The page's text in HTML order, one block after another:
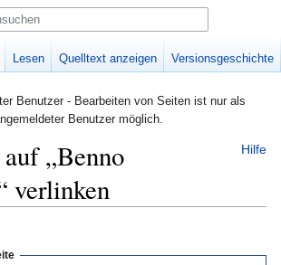
Benutzer - Bearbeiten von Seiten ist nur als
Benutzer möglich.
Hilfe
„Benno
verlinken
Lesen Quelltext anzeigen Versionsgeschichte